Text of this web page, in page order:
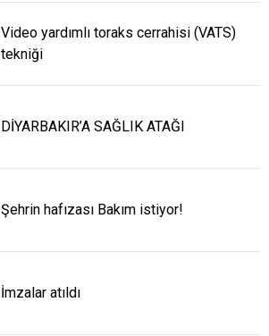
Video yardımlı toraks cerrahisi (VATS)
tekniği
DİYARBAKIR’A SAĞLIK ATAĞI
Şehrin hafızası Bakım istiyor!
İmzalar atıldı